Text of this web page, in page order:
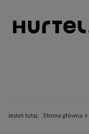
Jesteś tutaj: Strona główna